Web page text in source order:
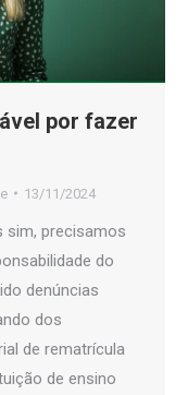
por fazer
13/11/2024
sim, precisamos
do
denúncias
dos
de rematrícula
de ensino